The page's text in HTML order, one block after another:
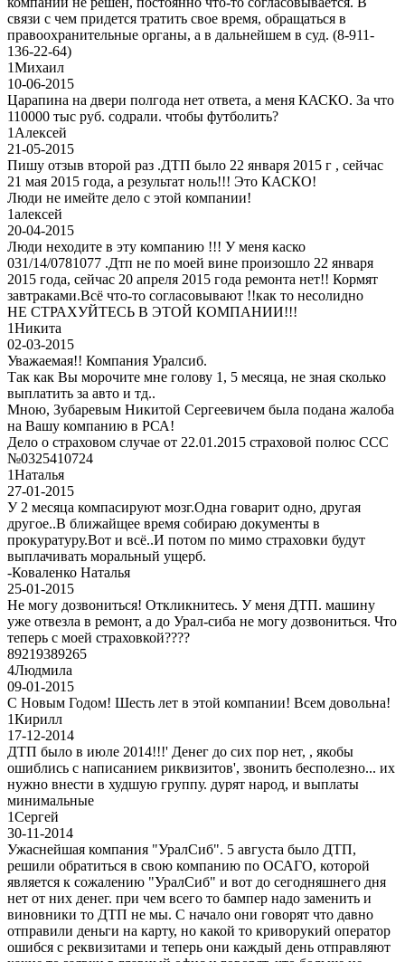
связи с чем придется тратить свое время, обращаться в
правоохранительные органы, а в дальнейшем в суд. (8-911-
136-22-64)
1Михаил
10-06-2015
Царапина на двери полгода нет ответа, а меня КАСКО. За что
110000 тыс руб. содрали. чтобы футболить?
1 Алексей
21-05-2015
Пишу отзыв второй раз .ДТП было 22 января 2015 г , сейчас
21 мая 2015 года, а результат ноль!!! Это КАСКО!
Люди не имейте дело с этой компании!
1алексей
20-04-2015
Люди неходите в эту компанию !!! У меня каско
031/14/0781077 .Дтп не по моей вине произошло 22 января
2015 года, сейчас 20 апреля 2015 года ремонта нет!! Кормят
завтраками.Всё что-то согласовывают !!как то несолидно
НЕ СТРАХУЙТЕСЬ В ЭТОЙ КОМПАНИИ!!!
1Никита
02-03-2015
Уважаемая!! Компания Уралсиб.
Так как Вы морочите мне голову 1, 5 месяца, не зная сколько
выплатить за авто и тд..
Мною, Зубаревым Никитой Сергеевичем была подана жалоба
на Вашу компанию в РСА!
Дело о страховом случае от 22.01.2015 страховой полюс ССС
№0325410724
1Наталья
27-01-2015
У 2 месяца компасируют мозг.Одна говарит одно, другая
другое..В ближайщее время собираю документы в
прокуратуру.Вот и всё..И потом по мимо страховки будут
выплачивать моральный ущерб.
-Коваленко Наталья
25-01-2015
Не могу дозвониться! Откликнитесь. У меня ДТП. машину
уже отвезла в ремонт, а до Урал-сиба не могу дозвониться. Что
теперь с моей страховкой????
89219389265
4Людмила
09-01-2015
С Новым Годом! Шесть лет в этой компании! Всем довольна!
1Кирилл
17-12-2014
ДТП было в июле 2014!!!' Денег до сих пор нет, , якобы
ошиблись с написанием риквизитов', звонить бесполезно... их
нужно внести в худшую группу. дурят народ, и выплаты
минимальные
1Сергей
30-11-2014
Ужаснейшая компания "УралСиб". 5 августа было ДТП,
решили обратиться в свою компанию по ОСАГО, которой
является к сожалению "УралСиб" и вот до сегодняшнего дня
нет от них денег. при чем всего то бампер надо заменить и
виновники то ДТП не мы. С начало они говорят что давно
отправили деньги на карту, но какой то криворукий оператор
ошибся с реквизитами и теперь они каждый день отправляют